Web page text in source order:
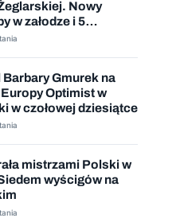
Nowy
w załodze i 5
Gmurek na
Optimist w
w czołowej dziesiątce
mistrzami Polski w
wyścigów na